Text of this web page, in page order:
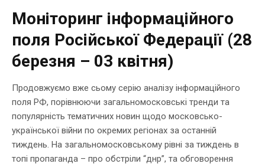
Моніторинг інформаційного
поля Російської Федерації (28
березня – 03 квітня)
Продовжуємо вже сьому серію аналізу інформаційного
поля РФ, порівнюючи загальномосковські тренди та
популярність тематичних новин щодо московсько-
української війни по окремих регіонах за останній
тиждень. На загальномосковському рівні за тиждень в
топі пропаганда – про обстріли “днр”, та обговорення